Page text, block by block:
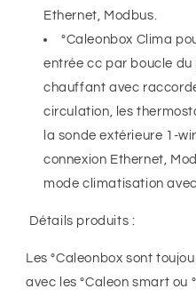
Ethernet, Modbus.
°Caleonbox Clima
entrée cc par boucle
chauffant avec
circulation, les
la sonde extérieure 1-
connexion Ethernet,
mode climatisation
Détails produits :
Les °Caleonbox sont
avec les °Caleon smart ou